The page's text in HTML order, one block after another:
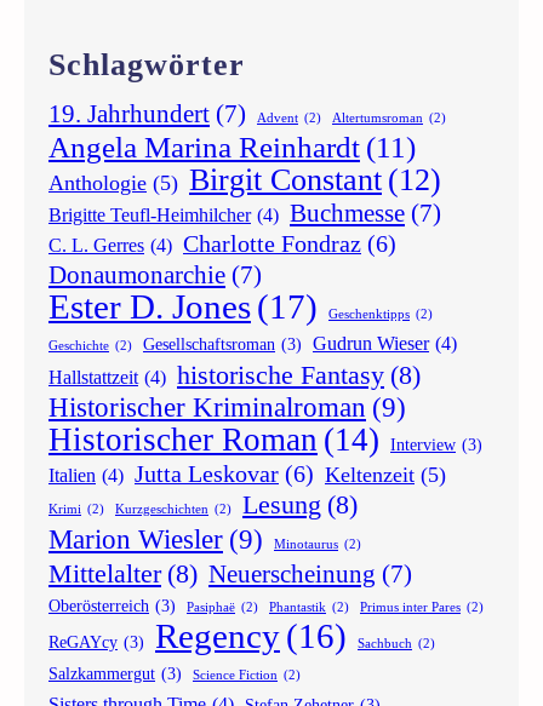
Schlagwörter
19. Jahrhundert (7) Advent (2) Altertumsroman (2)
Angela Marina Reinhardt (11)
Anthologie (5) Birgit Constant (12)
Brigitte Teufl-Heimhilcher (4) Buchmesse (7)
C. L. Gerres (4) Charlotte Fondraz (6)
Donaumonarchie (7)
Ester D. Jones(17) Geschenktipps (2)
Geschichte (2) Gesellschaftsroman (3) Gudrun Wieser (4)
Hallstattzeit (4) historische Fantasy (8)
Historischer Kriminalroman (9)
Historischer Roman (14) Interview (3)
Italien (4) Jutta Leskovar (6) Keltenzeit (5)
Krimi (2) Kurzgeschichten (2) Lesung (8)
Marion Wiesler (9) Minotaurus (2)
Mittelalter (8) Neuerscheinung (7)
Oberösterreich (3) Pasiphaë (2) Phantastik (2) Primus inter Pares (2)
ReGAYcy (3) Regency(16) Sachbuch (2)
Salzkammergut (3) Science Fiction (2)